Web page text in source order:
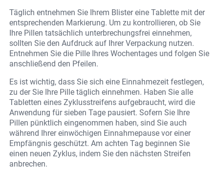
Täglich entnehmen Sie Ihrem Blister eine Tablette mit der
entsprechenden Markierung. Um zu kontrollieren, ob Sie
Ihre Pillen tatsächlich unterbrechungsfrei einnehmen,
sollten Sie den Aufdruck auf Ihrer Verpackung nutzen.
Entnehmen Sie die Pille Ihres Wochentages und folgen Sie
anschließend den Pfeilen.
Es ist wichtig, dass Sie sich eine Einnahmezeit festlegen,
zu der Sie Ihre Pille täglich einnehmen. Haben Sie alle
Tabletten eines Zyklusstreifens aufgebraucht, wird die
Anwendung für sieben Tage pausiert. Sofern Sie Ihre
Pillen pünktlich eingenommen haben, sind Sie auch
während Ihrer einwöchigen Einnahmepause vor einer
Empfängnis geschützt. Am achten Tag beginnen Sie
einen neuen Zyklus, indem Sie den nächsten Streifen
anbrechen.